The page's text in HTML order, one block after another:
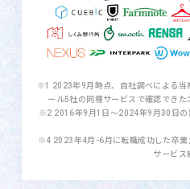
※1 2023年9月時点、自社調べによる当
ール5社の同種サービスで確認でき
※2 2016年9月1日〜2024年9月30日
※4 2023年4月-6月に転職成功した卒
サービス